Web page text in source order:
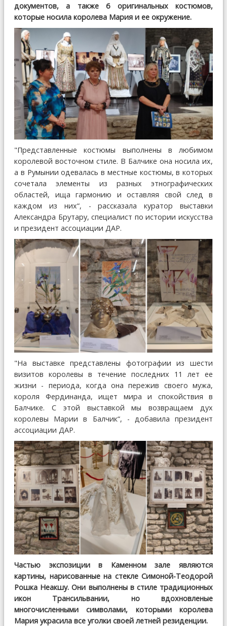
документов, а также 6 оригинальных костюмов,
которые носила королева Мария и ее окружение.
"Представленные костюмы выполнены в любимом
королевой восточном стиле. В Балчике она носила их,
а в Румынии одевалась в местные костюмы, в которых
сочетала элементы из разных этнографических
областей, ища гармонию и оставляя свой след в
каждом из них“, - рассказала куратор выставки
Александра Брутару, специалист по истории искусства
и президент ассоциации ДАР.
"На выставке представлены фотографии из шести
визитов королевы в течение последних 11 лет ее
жизни - периода, когда она пережив своего мужа,
короля Фердинанда, ищет мира и спокойствия в
Балчике. С этой выставкой мы возвращаем дух
королевы Марии в Балчик“, - добавила президент
ассоциации ДАР.
Частью экспозиции в Каменном зале являются
картины, нарисованные на стекле Симоной-Теодорой
Рошка Неакшу. Они выполнены в стиле традиционных
икон Трансильвании, но вдохновленые
многочисленными символами, которыми королева
Мария украсила все уголки своей летней резиденции.